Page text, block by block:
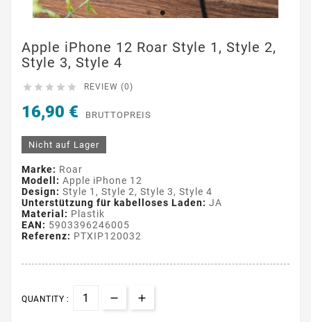
Apple iPhone 12 Roar Style 1, Style 2,
Style 3, Style 4
     REVIEW (0)
16,90 € BRUTTOPREIS
Nicht auf Lager
Marke: Roar
Modell: Apple iPhone 12
Design: Style 1, Style 2, Style 3, Style 4
Unterstützung für kabelloses Laden: JA
Material: Plastik
EAN: 5903396246005
Referenz: PTXIP120032
QUANTITY :